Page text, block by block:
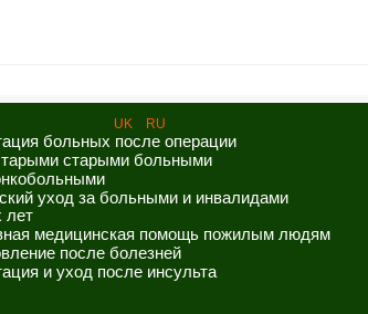
UK RU
больных после операции
старыми больными
уход за больными и инвалидами
лет
медицинская помощь пожилым людям
после болезней
и уход после инсульта